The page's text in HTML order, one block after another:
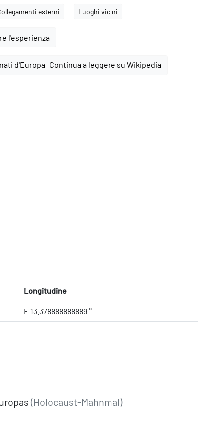
esterni Luoghi vicini
l'esperienza
Continua a leggere su Wikipedia
Longitudine
E 13.378888888889 °
(Holocaust-Mahnmal)